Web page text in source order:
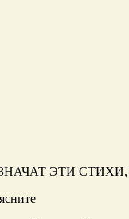
ЭТИ СТИХИ,